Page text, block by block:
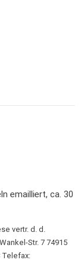
emailliert, ca. 30
vertr. d. d.
Str. 7 74915
Telefax: